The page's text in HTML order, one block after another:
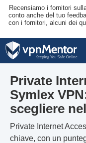
Recensiamo i fornitori
conto anche del tuo
con i fornitori, alcuni dei
Private
Symlex
scegliere
Private Internet
chiave, con un